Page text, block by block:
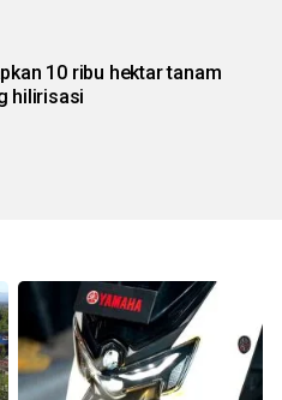
10 ribu hektar tanam
hilirisasi